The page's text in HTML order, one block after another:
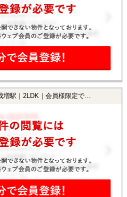
｜2LDK｜会員様限定で公開中！】